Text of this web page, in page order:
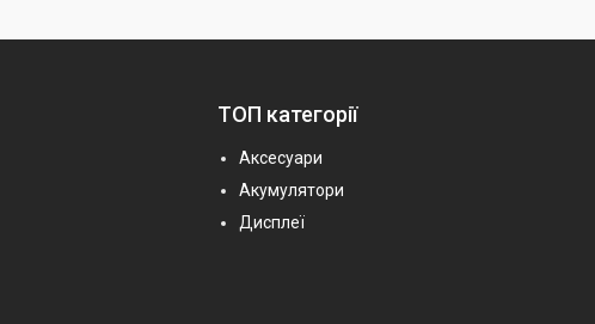
ТОП категорії
Аксесуари
Акумулятори
Дисплеї